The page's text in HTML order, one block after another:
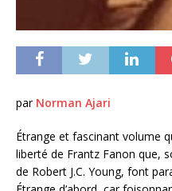
par Norman Ajari
Étrange et fascinant volume
liberté de Frantz Fanon que,
de Robert J.C. Young, font